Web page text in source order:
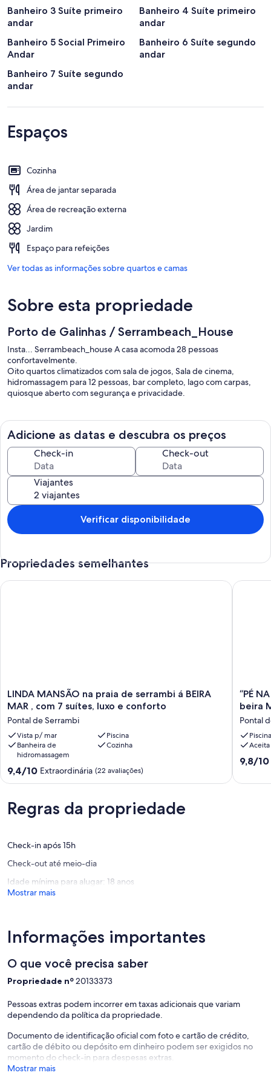
Banheiro 3 Suíte primeiro
andar
Banheiro 4 Suíte primeiro
andar
Banheiro 5 Social Primeiro
Andar
Banheiro 6 Suíte segundo
andar
Banheiro 7 Suíte segundo
andar
Espaços
Cozinha
Área de jantar separada
Área de recreação externa
Jardim
Espaço para refeições
Ver todas as informações sobre quartos e camas
Sobre esta propriedade
Porto de Galinhas / Serrambeach_House
Insta... Serrambeach_house A casa acomoda 28 pessoas
confortavelmente.
Oito quartos climatizados com sala de jogos, Sala de cinema,
hidromassagem para 12 pessoas, bar completo, lago com carpas,
quiosque aberto com segurança e privacidade.
Adicione as datas e descubra os preços
Check-in Check-out
Viajantes
Verificar disponibilidade
Propriedades semelhantes
LINDA
MANSÃO
praia
de
serrambi
BEIRA
com
7
e
Pontal
de
Serrambi
LINDA MANSÃO na praia de serrambi á BEIRA
MAR , com 7 suítes, luxo e conforto
Pontal de Serrambi
Vista p/ mar
Piscina
Banheira de
hidromassagem
Cozinha
9.4
de
Extraordinária,
(22
9,4/10 Extraordinária (22 avaliações)
LINDA MANSÃO na praia de serrambi á BEIRA MAR , com 7
“PÉ
NA
“
6
Quartos
sendo
“PÉ
beira
Pontal
Piscina
9.8
10,
9,8/10
“PÉ NA
Regras da propriedade
Check-in após 15h
Check-out até meio-dia
Idade mínima para alugar: 18 anos
Mostrar mais
Informações importantes
O que você precisa saber
Propriedade nº20133373
Pessoas extras podem incorrer em taxas adicionais que variam
dependendo da política da propriedade.
Documento de identificação oficial com foto e cartão de crédito,
cartão de débito ou depósito em dinheiro podem ser exigidos no
momento do check-in para despesas extras.
Mostrar mais